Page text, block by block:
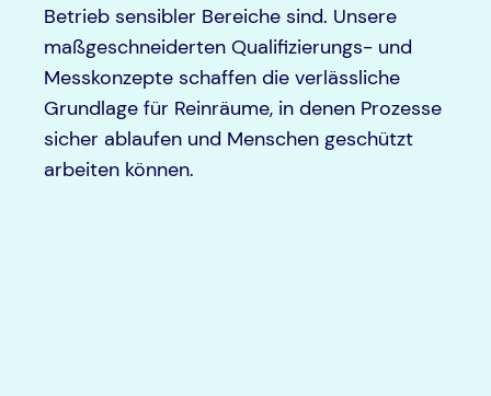
Betrieb sensibler Bereiche sind. Unsere
maßgeschneiderten Qualifizierungs- und
Messkonzepte schaffen die verlässliche
Grundlage für Reinräume, in denen Prozesse
sicher ablaufen und Menschen geschützt
arbeiten können.